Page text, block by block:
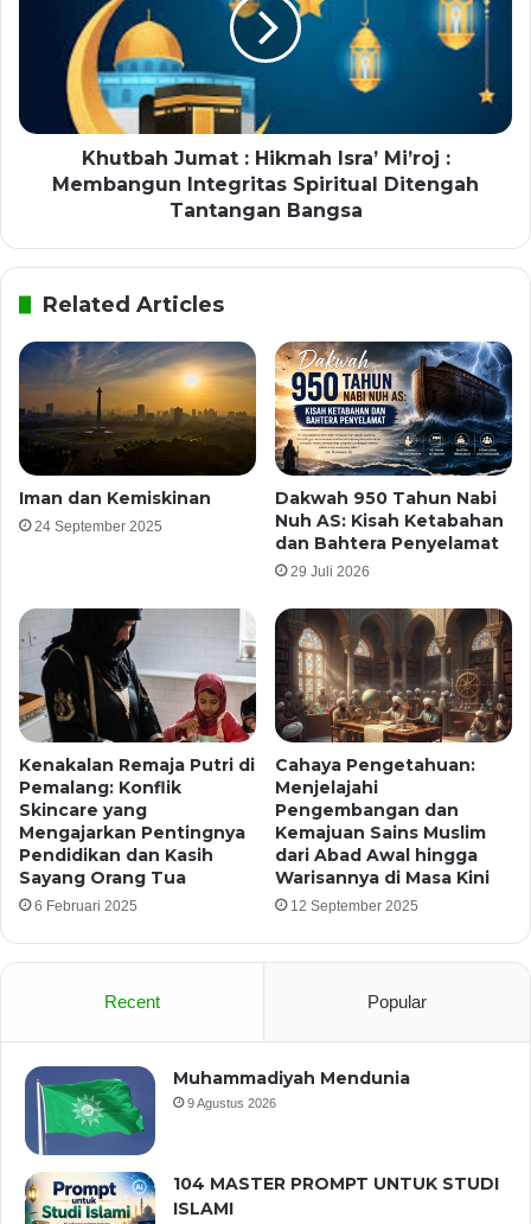
Khutbah Jumat : Hikmah Isra’ Mi’roj :
Membangun Integritas Spiritual Ditengah
Tantangan Bangsa
Related Articles
Iman dan Kemiskinan
24 September 2025
Dakwah 950 Tahun Nabi
Nuh AS: Kisah Ketabahan
dan Bahtera Penyelamat
29 Juli 2026
Kenakalan Remaja Putri di
Pemalang: Konflik
Skincare yang
Mengajarkan Pentingnya
Pendidikan dan Kasih
Sayang Orang Tua
6 Februari 2025
Cahaya Pengetahuan:
Menjelajahi
Pengembangan dan
Kemajuan Sains Muslim
dari Abad Awal hingga
Warisannya di Masa Kini
12 September 2025
Recent Popular
Muhammadiyah Mendunia
9 Agustus 2026
104 MASTER PROMPT UNTUK STUDI
ISLAMI